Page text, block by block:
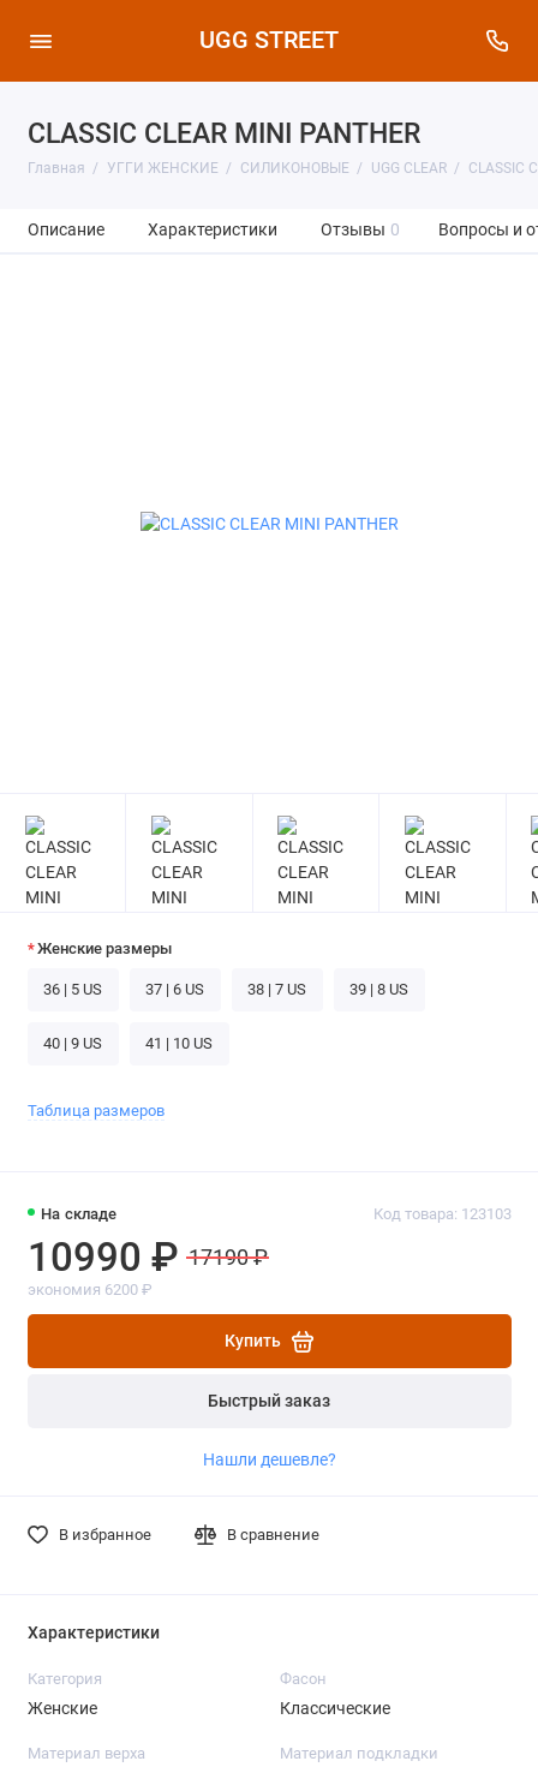
UGG STREET
CLASSIC CLEAR MINI PANTHER
Главная УГГИ ЖЕНСКИЕ СИЛИКОНОВЫЕ UGG CLEAR CLASSIC
Описание Характеристики Отзывы 0 Вопросы и
На складе Код товара: 123103
10990 ₽ 17190 ₽
экономия 6200 ₽
Купить
Быстрый заказ
Нашли дешевле?
В избранное В сравнение
Женские размеры
36 | 5 US 37 | 6 US 38 | 7 US 39 | 8 US
40 | 9 US 41 | 10 US
Таблица размеров
Характеристики
Категория
Женские
Фасон
Классические
Материал верха Материал подкладки